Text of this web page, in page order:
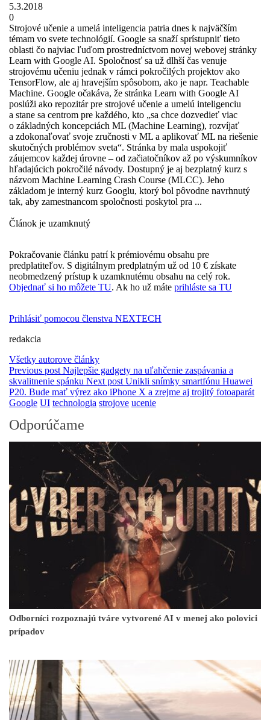
5.3.2018
0
Strojové učenie a umelá inteligencia patria dnes k najväčším
témam vo svete technológií. Google sa snaží sprístupniť tieto
oblasti čo najviac ľuďom prostredníctvom novej webovej stránky
Learn with Google AI. Spoločnosť sa už dlhší čas venuje
strojovému učeniu jednak v rámci pokročilých projektov ako
TensorFlow, ale aj hravejším spôsobom, ako je napr. Teachable
Machine. Google očakáva, že stránka Learn with Google AI
poslúži ako repozitár pre strojové učenie a umelú inteligenciu
a stane sa centrom pre každého, kto „sa chce dozvedieť viac
o základných koncepciách ML (Machine Learning), rozvíjať
a zdokonaľovať svoje zručnosti v ML a aplikovať ML na riešenie
skutočných problémov sveta“. Stránka by mala uspokojiť
záujemcov každej úrovne – od začiatočníkov až po výskumníkov
hľadajúcich pokročilé návody. Dostupný je aj bezplatný kurz s
názvom Machine Learning Crash Course (MLCC). Jeho
základom je interný kurz Googlu, ktorý bol pôvodne navrhnutý
tak, aby zamestnancom spoločnosti poskytol pra ...
Článok je uzamknutý
Pokračovanie článku patrí k prémiovému obsahu pre
predplatiteľov. S digitálnym predplatným už od 10 € získate
neobmedzený prístup k uzamknutému obsahu na celý rok.
Objednať si ho môžete TU. Ak ho už máte prihláste sa TU
Prihlásiť pomocou členstva NEXTECH
redakcia
Všetky autorove články
Previous post Najlepšie gadgety na uľahčenie zaspávania a
skvalitnenie spánku Next post Unikli snímky smartfónu Huawei
P20. Bude mať výrez ako iPhone X a zrejme aj trojitý fotoaparát
Google UI technologia strojove ucenie
Odporúčame
Odborníci rozpoznajú tváre vytvorené AI v menej ako polovici
prípadov